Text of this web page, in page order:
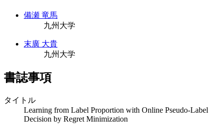
備瀬 竜馬
九州大学
末廣 大貴
九州大学
書誌事項
タイトル
Learning from Label Proportion with Online Pseudo-Label
Decision by Regret Minimization